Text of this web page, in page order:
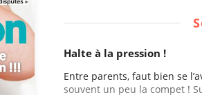
Halte à la pression !
Entre parents, faut bien se
souvent un peu la compet !